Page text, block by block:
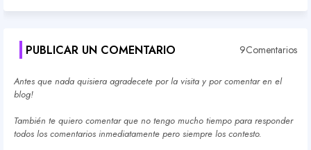
PUBLICAR UN COMENTARIO 9Comentarios
Antes que nada quisiera agradecete por la visita y por comentar en el
blog!
También te quiero comentar que no tengo mucho tiempo para responder
todos los comentarios inmediatamente pero siempre los contesto.